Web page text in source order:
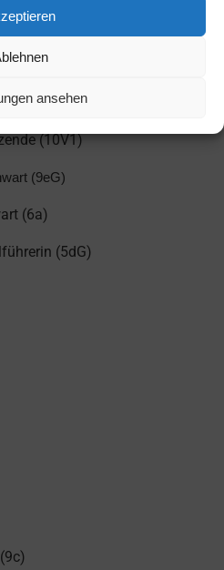
ansehen(8c/10V1)
(10V1)
(9eG)
(6a)
(5dG)